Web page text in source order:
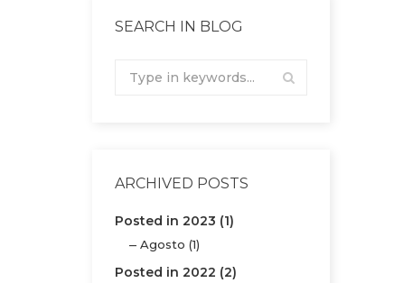
SEARCH IN BLOG
ARCHIVED POSTS
Posted in 2023 (1)
Agosto (1)
Posted in 2022 (2)